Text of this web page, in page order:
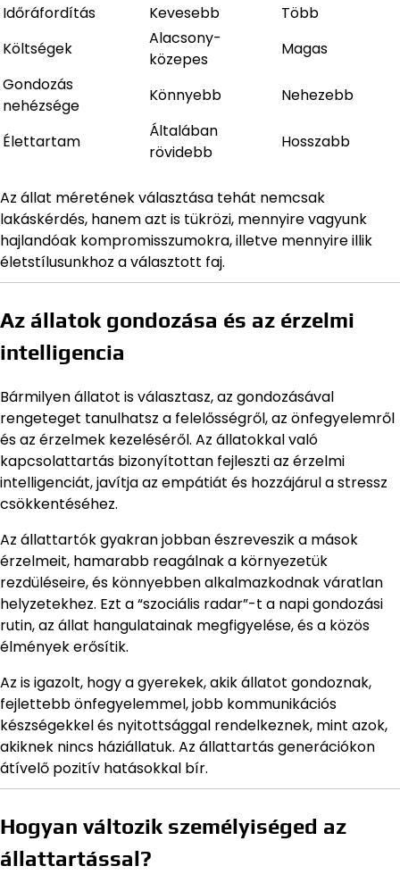
Időráfordítás
Kevesebb
Több
Költségek
Alacsony-
közepes
Magas
Gondozás
nehézsége
Könnyebb Nehezebb
Élettartam
Általában
rövidebb
Hosszabb
Az állat méretének választása tehát nemcsak
lakáskérdés, hanem azt is tükrözi, mennyire vagyunk
hajlandóak kompromisszumokra, illetve mennyire illik
életstílusunkhoz a választott faj.
Az állatok gondozása és az érzelmi
intelligencia
Bármilyen állatot is választasz, az gondozásával
rengeteget tanulhatsz a felelősségről, az önfegyelemről
és az érzelmek kezeléséről. Az állatokkal való
kapcsolattartás bizonyítottan fejleszti az érzelmi
intelligenciát, javítja az empátiát és hozzájárul a stressz
csökkentéséhez.
Az állattartók gyakran jobban észreveszik a mások
érzelmeit, hamarabb reagálnak a környezetük
rezdüléseire, és könnyebben alkalmazkodnak váratlan
helyzetekhez. Ezt a “szociális radar”-t a napi gondozási
rutin, az állat hangulatainak megfigyelése, és a közös
élmények erősítik.
Az is igazolt, hogy a gyerekek, akik állatot gondoznak,
fejlettebb önfegyelemmel, jobb kommunikációs
készségekkel és nyitottsággal rendelkeznek, mint azok,
akiknek nincs háziállatuk. Az állattartás generációkon
átívelő pozitív hatásokkal bír.
Hogyan változik személyiséged az
állattartással?